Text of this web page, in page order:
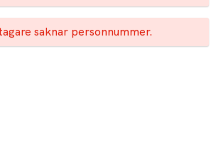
saknar personnummer.